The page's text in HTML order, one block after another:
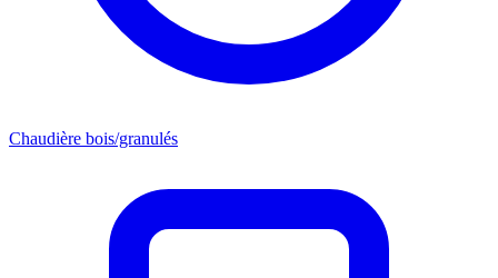
Chaudière bois/granulés